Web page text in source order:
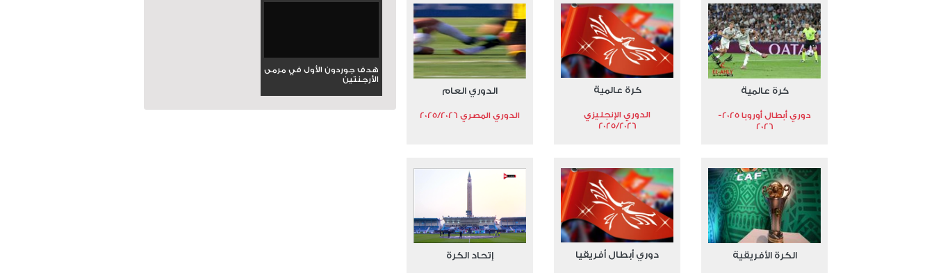
كرة عالمية
دوري أبطال أوروبا 2025-
2026
كرة عالمية
الدوري الإنجليزي
2025/2026
الدوري العام
الدوري المصري 2025/2026
الكرة الأفريقية دوري أبطال أفريقيا إتحاد الكرة
هدف جوردون الأول في مرمى
الأرجنتين